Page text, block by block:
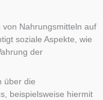
von Nahrungsmitteln auf
soziale Aspekte, wie
der
über die
beispielsweise hiermit